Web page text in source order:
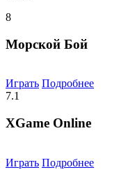
8
Морской Бой
Играть Подробнее
7.1
XGame Online
Играть Подробнее